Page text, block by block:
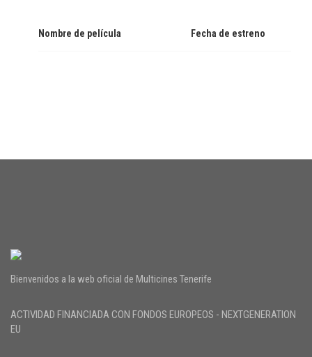
Nombre de película Fecha de estreno
Bienvenidos a la web oficial de Multicines Tenerife
ACTIVIDAD FINANCIADA CON FONDOS EUROPEOS - NEXTGENERATION
EU